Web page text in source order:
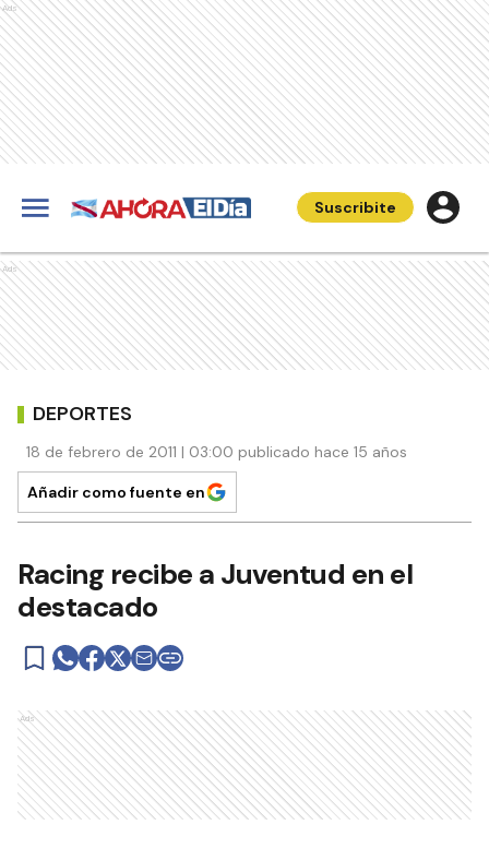
Ads
Suscribite
Ads
DEPORTES
18 de febrero de 2011 | 03:00 publicado hace 15 años
Añadir como fuente en
Racing recibe a Juventud en el
destacado
Ads